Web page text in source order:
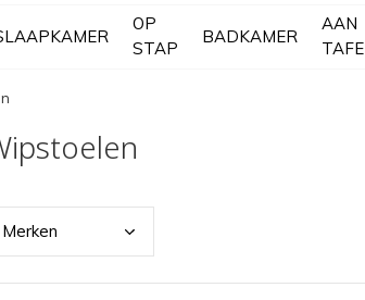
OP
STAP
BADKAMER
AAN
Merken